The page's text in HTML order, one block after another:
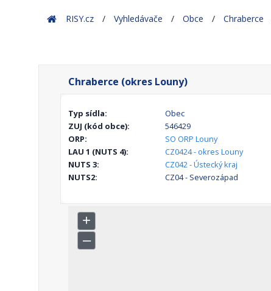
HomeRISY.cz Vyhledávače Obce Chraberce
Chraberce (okres Louny)
Typ sídla:
Obec
ZUJ (kód obce):
546429
ORP:
SO ORP Louny
LAU 1 (NUTS 4):
CZ0424 - okres Louny
NUTS 3:
CZ042 - Ústecký kraj
NUTS2:
CZ04 - Severozápad